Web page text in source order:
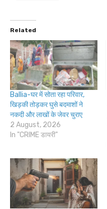
Related
Ballia-घर में सोता रहा परिवार,
खिड़की तोड़कर घुसे बदमाशों ने
नकदी और लाखों के जेवर चुराए
2 August, 2026
In "CRIME डायरी"